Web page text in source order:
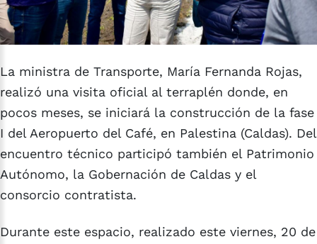
La ministra de Transporte, María Fernanda Rojas,
realizó una visita oficial al terraplén donde, en
pocos meses, se iniciará la construcción de la fase
I del Aeropuerto del Café, en Palestina (Caldas). Del
encuentro técnico participó también el Patrimonio
Autónomo, la Gobernación de Caldas y el
consorcio contratista.
Durante este espacio, realizado este viernes, 20 de